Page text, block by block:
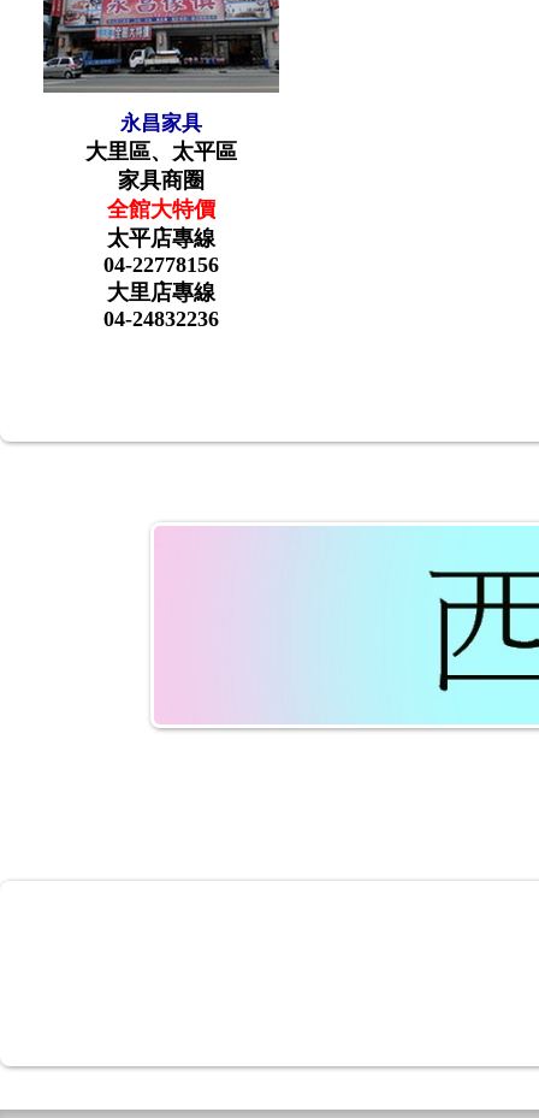
永昌家具
大里區、太平區
家具商圈
全館大特價
太平店專線
04-22778156
大里店專線
04-24832236